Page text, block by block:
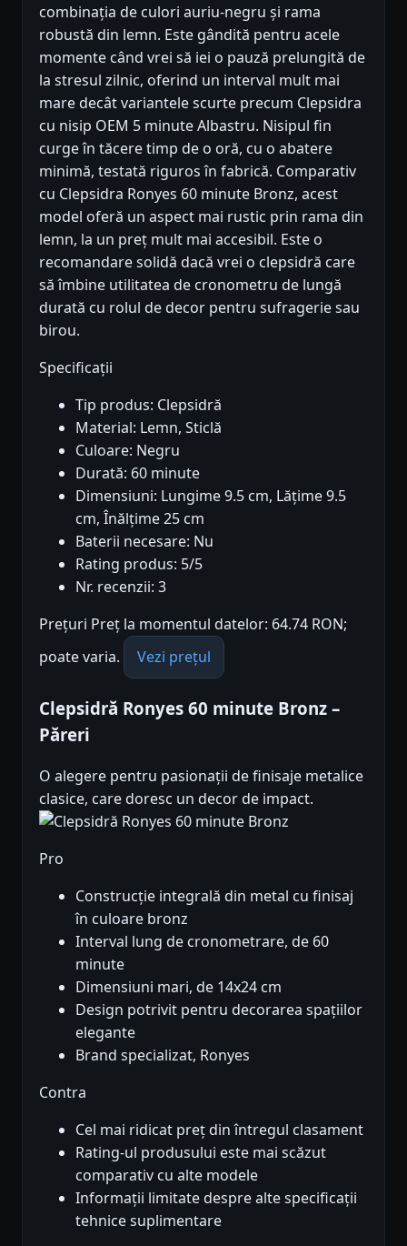
combinația de culori auriu-negru și rama
robustă din lemn. Este gândită pentru acele
momente când vrei să iei o pauză prelungită de
la stresul zilnic, oferind un interval mult mai
mare decât variantele scurte precum Clepsidra
cu nisip OEM 5 minute Albastru. Nisipul fin
curge în tăcere timp de o oră, cu o abatere
minimă, testată riguros în fabrică. Comparativ
cu Clepsidra Ronyes 60 minute Bronz, acest
model oferă un aspect mai rustic prin rama din
lemn, la un preț mult mai accesibil. Este o
recomandare solidă dacă vrei o clepsidră care
să îmbine utilitatea de cronometru de lungă
durată cu rolul de decor pentru sufragerie sau
birou.
Specificații
Tip produs: Clepsidră
Material: Lemn, Sticlă
Culoare: Negru
Durată: 60 minute
Dimensiuni: Lungime 9.5 cm, Lățime 9.5
cm, Înălțime 25 cm
Baterii necesare: Nu
Rating produs: 5/5
Nr. recenzii: 3
Prețuri Preț la momentul datelor: 64.74 RON;
poate varia.
Vezi prețul
Clepsidră Ronyes 60 minute Bronz –
Păreri
O alegere pentru pasionații de finisaje metalice
clasice, care doresc un decor de impact.
Pro
Construcție integrală din metal cu finisaj
în culoare bronz
Interval lung de cronometrare, de 60
minute
Dimensiuni mari, de 14x24 cm
Design potrivit pentru decorarea spațiilor
elegante
Brand specializat, Ronyes
Contra
Cel mai ridicat preț din întregul clasament
Rating-ul produsului este mai scăzut
comparativ cu alte modele
Informații limitate despre alte specificații
tehnice suplimentare